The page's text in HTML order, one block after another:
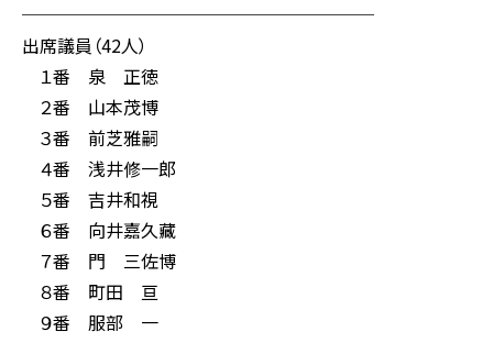
────────────────────
出席議員（42人）
１番 泉 正徳
２番 山本茂博
３番 前芝雅嗣
４番 浅井修一郎
５番 吉井和視
６番 向井嘉久藏
７番 門 三佐博
８番 町田 亘
９番 服部 一